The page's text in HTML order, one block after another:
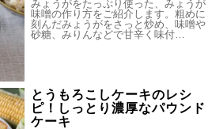
みょうがをたっぷり使った、みょうが
味噌の作り方をご紹介します。粗めに
刻んだみょうがをさっと炒め、味噌や
砂糖、みりんなどで甘辛く味付…
とうもろこしケーキのレシ
ピ！しっとり濃厚なパウンド
ケーキ